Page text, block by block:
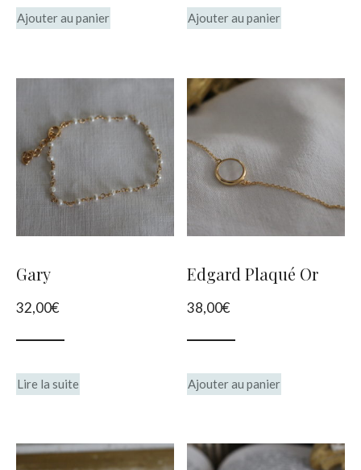
Ajouter au panier Ajouter au panier
Gary
32,00€
Lire la suite
Edgard Plaqué Or
38,00€
Ajouter au panier